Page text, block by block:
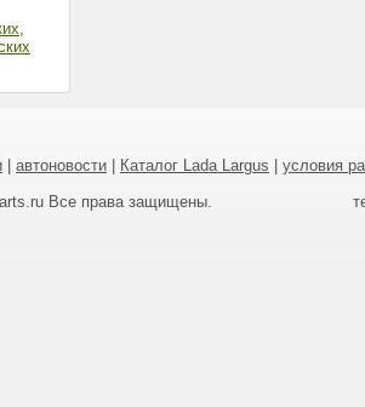
автоновости Каталог Lada Largus
условия
Все права защищены.